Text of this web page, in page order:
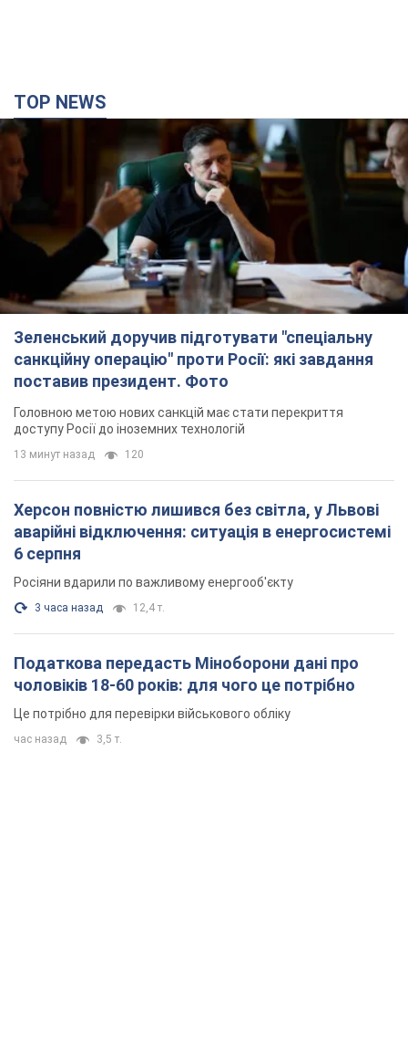
TOP NEWS
Зеленський доручив підготувати "спеціальну
санкційну операцію" проти Росії: які завдання
поставив президент. Фото
Головною метою нових санкцій має стати перекриття
доступу Росії до іноземних технологій
13 минут назад 120
Херсон повністю лишився без світла, у Львові
аварійні відключення: ситуація в енергосистемі
6 серпня
Росіяни вдарили по важливому енергооб'єкту
3 часа назад 12,4 т.
Податкова передасть Міноборони дані про
чоловіків 18-60 років: для чого це потрібно
Це потрібно для перевірки військового обліку
час назад 3,5 т.